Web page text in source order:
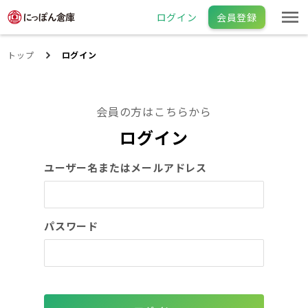
ログイン 会員登録
トップ ログイン
会員の方はこちらから
ログイン
ユーザー名またはメールアドレス
パスワード